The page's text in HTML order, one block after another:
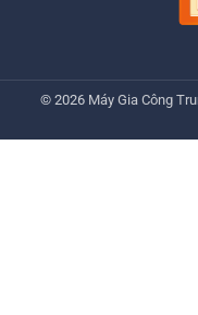
© 2026 Máy Gia Công